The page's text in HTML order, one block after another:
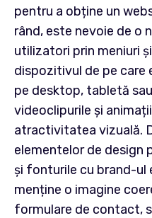
pentru a obține un
rând, este nevoie de o
utilizatori prin meniuri
dispozitivul de pe care
pe desktop, tabletă
videoclipurile și
atractivitatea vizuală.
elementelor de design
și fonturile cu brand-ul
menține o imagine
formulare de contact,